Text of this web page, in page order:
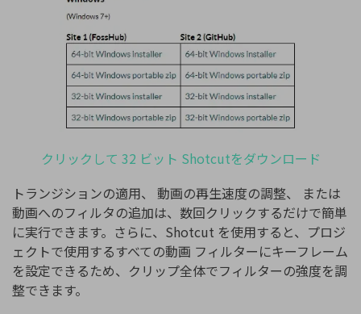
クリックして 32 ビット Shotcutをダウンロード
トランジションの適用、 動画の再生速度の調整、 または
動画へのフィルタの追加は、数回クリックするだけで簡単
に実行できます。さらに、Shotcut を使用すると、プロジ
ェクトで使用するすべての動画 フィルターにキーフレーム
を設定できるため、クリップ全体でフィルターの強度を調
整できます。